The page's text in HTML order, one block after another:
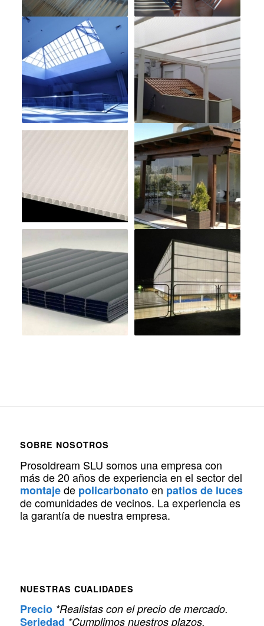
SOBRE NOSOTROS
Prosoldream SLU somos una empresa con
más de 20 años de experiencia en el sector del
montajede policarbonatoen patios de luces
de comunidades de vecinos. La experiencia es
la garantía de nuestra empresa.
NUESTRAS CUALIDADES
Precio *Realistas con el precio de mercado.
Seriedad *Cumplimos nuestros plazos.